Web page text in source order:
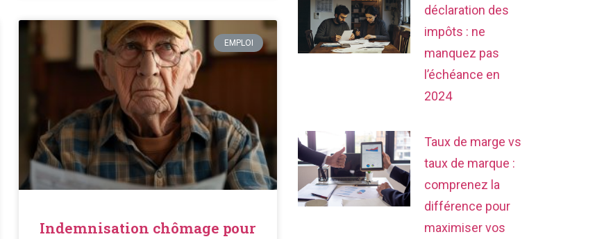
EMPLOI
Indemnisation chômage pour
déclaration des
impôts : ne
manquez pas
l’échéance en
2024
Taux de marge vs
taux de marque :
comprenez la
différence pour
maximiser vos